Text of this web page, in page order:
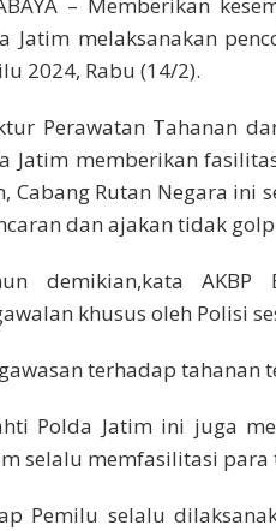
Jatim melaksanakan
2024, Rabu (14/2).
Perawatan Tahanan
Jatim memberikan
Cabang Rutan Negara
dan ajakan tidak
demikian,kata
khusus oleh Polisi
terhadap tahanan
Polda Jatim ini juga
selalu memfasilitasi para
Pemilu selalu